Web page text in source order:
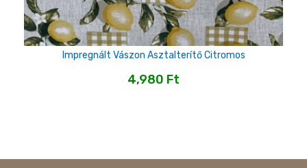
Impregnált Vászon Asztalterítő Citromos
4,980 Ft